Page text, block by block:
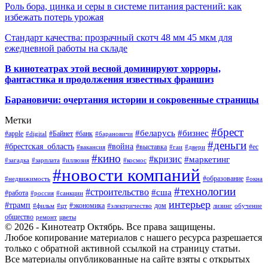
Роль бора, цинка и серы в системе питания растений: как
избежать потерь урожая
Стандарт качества: прозрачный скотч 48 мм 45 мкм для
ежедневной работы на складе
В кинотеатрах этой весной доминируют хорроры,
фантастика и продолжения известных франшиз
Барановичи: очертания истории и сокровенные страницы
Метки
#apple #digital #Байнет #банк #барановичи #беларусь #бизнес #брест
#брестская_область #вакансия #война #выставка #гаи #двери #деньги #ес
#загадка #зарплата #иллюзия #кино #космос #кризис #маркетинг
#недвижимость #новости компаний #образование #окна
#работа #россия #санкции #строительство #сша #технологии
#трамп #фильм #цт #экономика #электричество дом интерьер лизинг обучение
общество ремонт цветы
© 2026 - Кинотеатр Октябрь. Все права защищены.
Любое копирование материалов с нашего ресурса разрешается
только с обратной активной ссылкой на страницу статьи.
Все материалы опубликованные на сайте взяты с открытых